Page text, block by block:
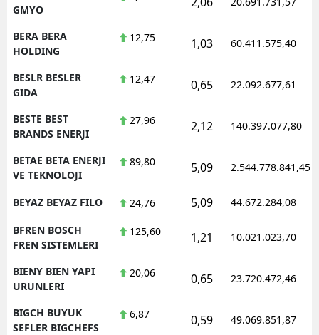
GMYO
BERA BERA
HOLDING
12,75 1,03 60.411.575,40
BESLR BESLER
GIDA
12,47 0,65 22.092.677,61
BESTE BEST
BRANDS ENERJI
27,96 2,12 140.397.077,80
BETAE BETA ENERJI
VE TEKNOLOJI
89,80 5,09 2.544.778.841,45
BEYAZ BEYAZ FILO 24,76 5,09 44.672.284,08
BFREN BOSCH
FREN SISTEMLERI
125,60 1,21 10.021.023,70
BIENY BIEN YAPI
URUNLERI
20,06 0,65 23.720.472,46
BIGCH BUYUK
SEFLER BIGCHEFS
6,87 0,59 49.069.851,87